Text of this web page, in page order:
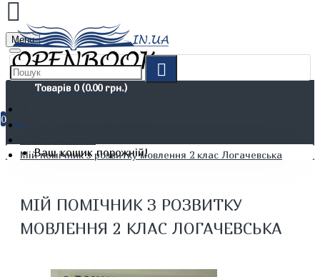
Menu
Товарів 0 (0.00 грн.)
0
Ваш кошик порожній!
Дітям. Навчання та дозвілля
Мій помічник з розвитку мовлення 2 клас Логачевська
МІЙ ПОМІЧНИК З РОЗВИТКУ
МОВЛЕННЯ 2 КЛАС ЛОГАЧЕВСЬКА